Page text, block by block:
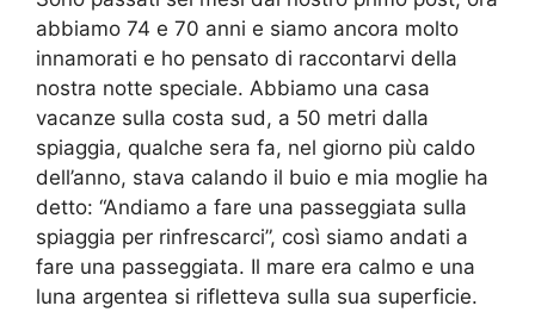
abbiamo 74 e 70 anni e siamo ancora molto
innamorati e ho pensato di raccontarvi della
nostra notte speciale. Abbiamo una casa
vacanze sulla costa sud, a 50 metri dalla
spiaggia, qualche sera fa, nel giorno più caldo
dell’anno, stava calando il buio e mia moglie ha
detto: “Andiamo a fare una passeggiata sulla
spiaggia per rinfrescarci”, così siamo andati a
fare una passeggiata. Il mare era calmo e una
luna argentea si rifletteva sulla sua superficie.